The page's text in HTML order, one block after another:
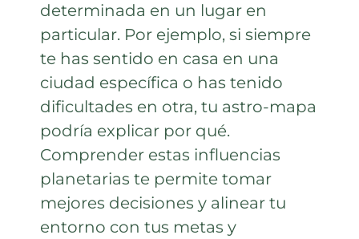
determinada en un lugar en
particular. Por ejemplo, si siempre
te has sentido en casa en una
ciudad específica o has tenido
dificultades en otra, tu astro-mapa
podría explicar por qué.
Comprender estas influencias
planetarias te permite tomar
mejores decisiones y alinear tu
entorno con tus metas y